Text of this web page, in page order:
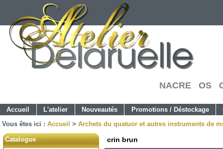
NACRE OS
Accueil L'atelier Nouveautés Promotions / Déstockage
Vous êtes ici : Accueil > Archets du quatuor et autres instruments de
Catalogue crin brun